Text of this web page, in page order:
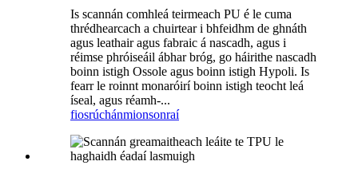
Is scannán comhleá teirmeach PU é le cuma
thrédhearcach a chuirtear i bhfeidhm de ghnáth
agus leathair agus fabraic á nascadh, agus i
réimse phróiseáil ábhar bróg, go háirithe nascadh
boinn istigh Ossole agus boinn istigh Hypoli. Is
fearr le roinnt monaróirí boinn istigh teocht leá
íseal, agus réamh-...
fiosrúchánmionsonraí